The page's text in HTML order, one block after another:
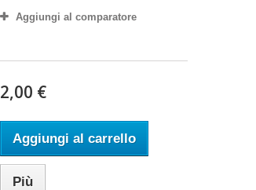
Aggiungi al comparatore
2,00 €
Aggiungi al carrello
Più